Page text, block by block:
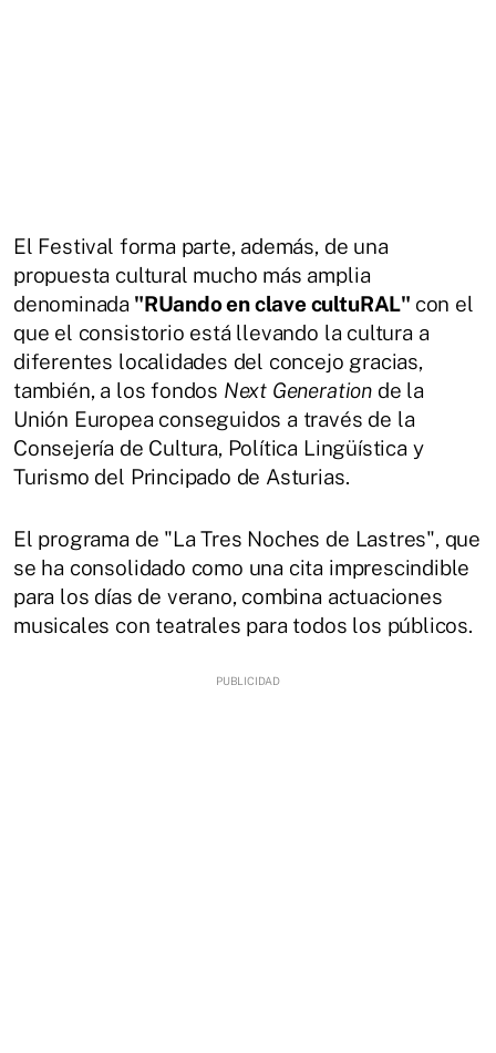
El Festival forma parte, además, de una
propuesta cultural mucho más amplia
denominada "RUando en clave cultuRAL" con el
que el consistorio está llevando la cultura a
diferentes localidades del concejo gracias,
también, a los fondos Next Generationde la
Unión Europea conseguidos a través de la
Consejería de Cultura, Política Lingüística y
Turismo del Principado de Asturias.
El programa de "La Tres Noches de Lastres", que
se ha consolidado como una cita imprescindible
para los días de verano, combina actuaciones
musicales con teatrales para todos los públicos.